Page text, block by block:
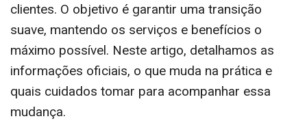
clientes. O objetivo é garantir uma transição
suave, mantendo os serviços e benefícios o
máximo possível. Neste artigo, detalhamos as
informações oficiais, o que muda na prática e
quais cuidados tomar para acompanhar essa
mudança.